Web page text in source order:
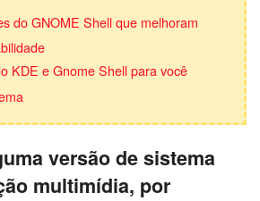
do GNOME Shell que melhoram
KDE e Gnome Shell para você
versão de sistema
multimídia, por